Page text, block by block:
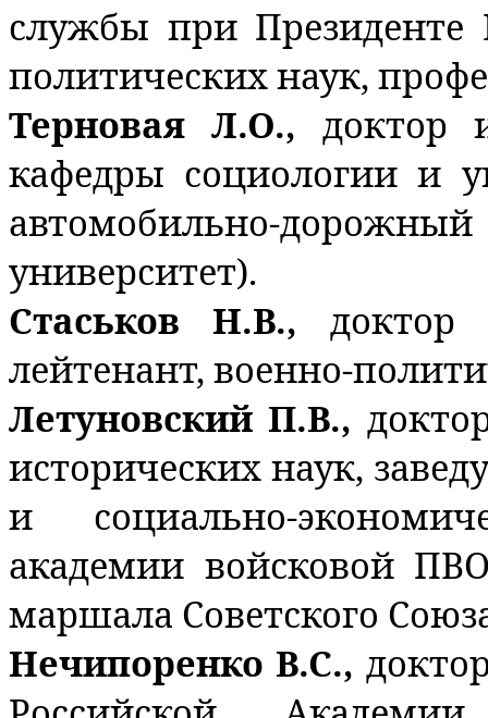
службы при Президенте
политических наук,
Терновая Л.О., доктор
кафедры социологии и
автомобильно-дорожный
университет).
Стаськов Н.В., доктор
лейтенант, военно-
Летуновский П.В.,
исторических наук,
и социально-
академии войсковой
маршала Советского
Нечипоренко В.С.,